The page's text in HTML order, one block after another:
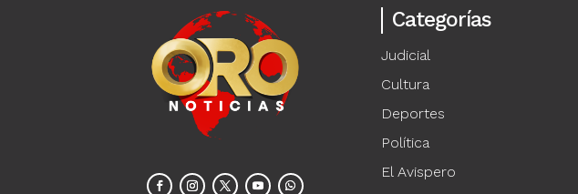
Categorías
Judicial
Cultura
Deportes
Política
El Avispero